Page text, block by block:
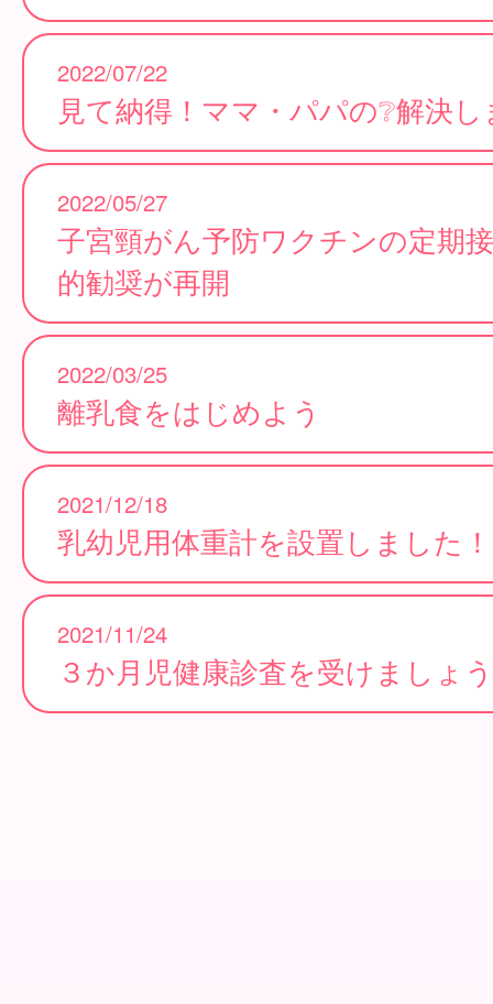
2022/07/22
見て納得！ママ・パパの❔解決
2022/05/27
子宮頸がん予防ワクチンの定期
的勧奨が再開
2022/03/25
離乳食をはじめよう
2021/12/18
乳幼児用体重計を設置しました！
2021/11/24
３か月児健康診査を受けましょう